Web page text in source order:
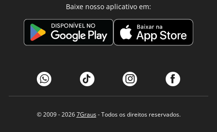
Baixe nosso aplicativo em:
© 2009 - 20267Graus- Todos os direitos reservados.